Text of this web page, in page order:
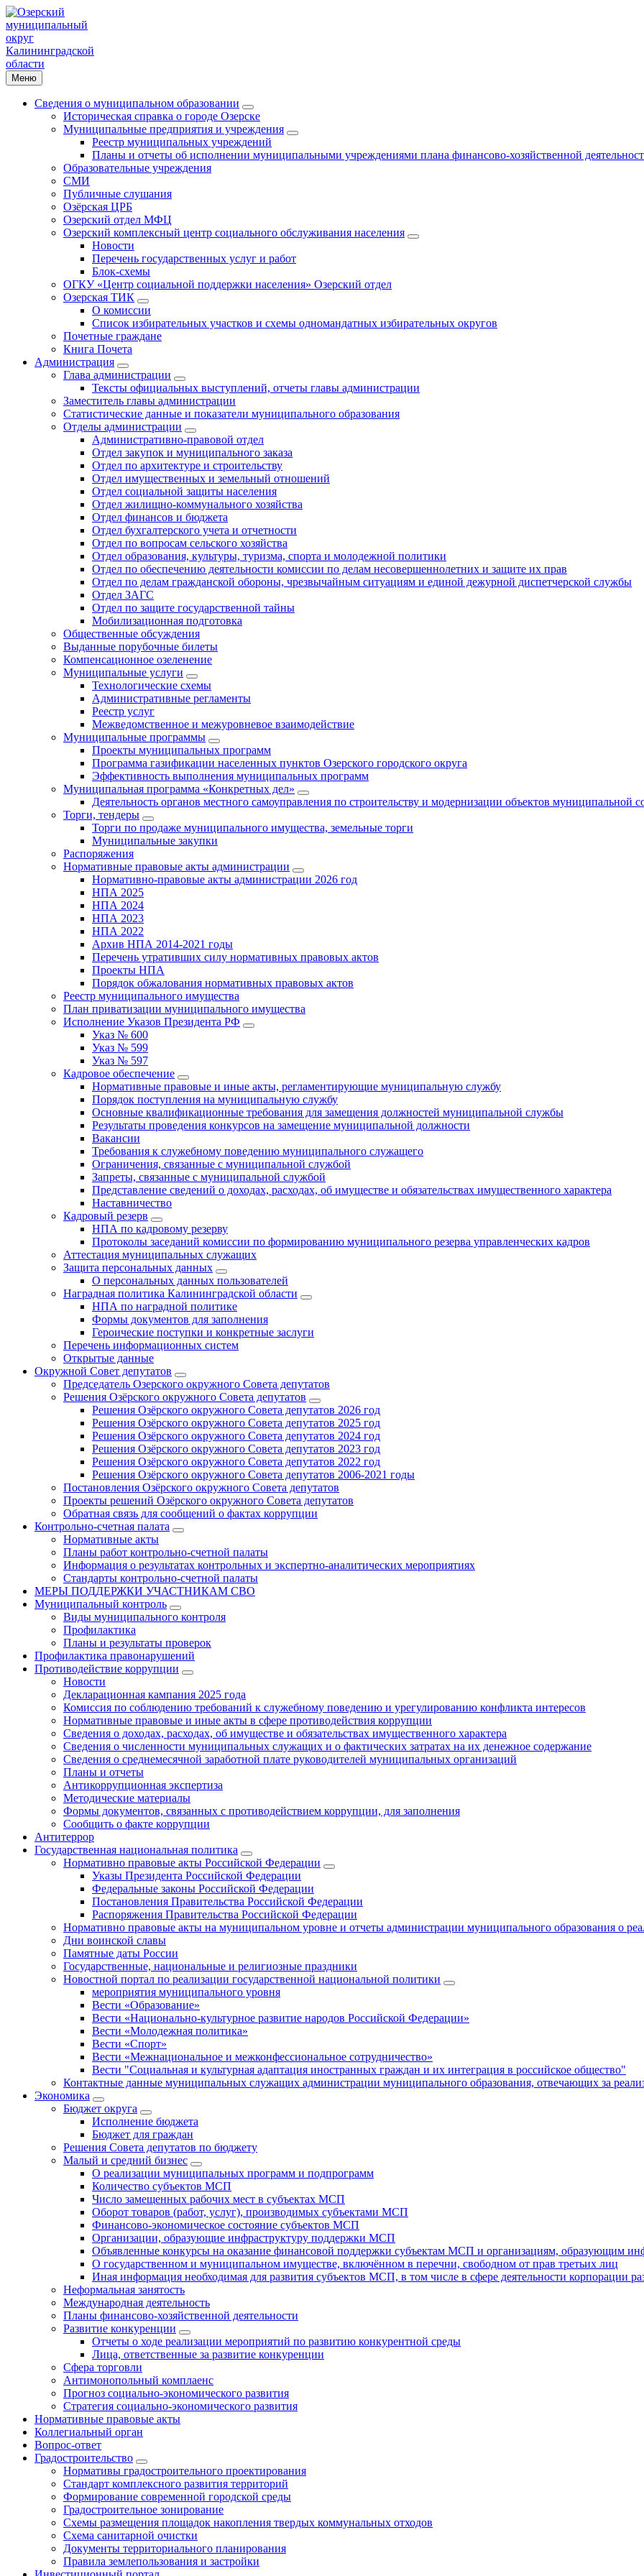
Меню
Сведения о муниципальном образовании
Историческая справка о городе Озерске
Муниципальные предприятия и учреждения
Реестр муниципальных учреждений
Планы и отчеты об исполнении муниципальными учреждениями плана финансово-хозяйственной
Образовательные учреждения
СМИ
Публичные слушания
Озёрская ЦРБ
Озерский отдел МФЦ
Озерский комплексный центр социального обслуживания населения
Новости
Перечень государственных услуг и работ
Блок-схемы
ОГКУ «Центр социальной поддержки населения» Озерский отдел
Озерская ТИК
О комиссии
Список избирательных участков и схемы одномандатных избирательных округов
Почетные граждане
Книга Почета
Администрация
Глава администрации
Тексты официальных выступлений, отчеты главы администрации
Заместитель главы администрации
Статистические данные и показатели муниципального образования
Отделы администрации
Административно-правовой отдел
Отдел закупок и муниципального заказа
Отдел по архитектуре и строительству
Отдел имущественных и земельный отношений
Отдел социальной защиты населения
Отдел жилищно-коммунального хозяйства
Отдел финансов и бюджета
Отдел бухгалтерского учета и отчетности
Отдел по вопросам сельского хозяйства
Отдел образования, культуры, туризма, спорта и молодежной политики
Отдел по обеспечению деятельности комиссии по делам несовершеннолетних и защите их прав
Отдел по делам гражданской обороны, чрезвычайным ситуациям и единой дежурной диспетчерской службы
Отдел ЗАГС
Отдел по защите государственной тайны
Мобилизационная подготовка
Общественные обсуждения
Выданные порубочные билеты
Компенсационное озеленение
Муниципальные услуги
Технологические схемы
Административные регламенты
Реестр услуг
Межведомственное и межуровневое взаимодействие
Муниципальные программы
Проекты муниципальных программ
Программа газификации населенных пунктов Озерского городского округа
Эффективность выполнения муниципальных программ
Муниципальная программа «Конкретных дел»
Деятельность органов местного самоуправления по строительству и модернизации объектов муниципальной
Торги, тендеры
Торги по продаже муниципального имущества, земельные торги
Муниципальные закупки
Распоряжения
Нормативные правовые акты администрации
Нормативно-правовые акты администрации 2026 год
НПА 2025
НПА 2024
НПА 2023
НПА 2022
Архив НПА 2014-2021 годы
Перечень утративших силу нормативных правовых актов
Проекты НПА
Порядок обжалования нормативных правовых актов
Реестр муниципального имущества
План приватизации муниципального имущества
Исполнение Указов Президента РФ
Указ № 600
Указ № 599
Указ № 597
Кадровое обеспечение
Нормативные правовые и иные акты, регламентирующие муниципальную службу
Порядок поступления на муниципальную службу
Основные квалификационные требования для замещения должностей муниципальной службы
Результаты проведения конкурсов на замещение муниципальной должности
Вакансии
Требования к служебному поведению муниципального служащего
Ограничения, связанные с муниципальной службой
Запреты, связанные с муниципальной службой
Представление сведений о доходах, расходах, об имуществе и обязательствах имущественного характера
Наставничество
Кадровый резерв
НПА по кадровому резерву
Протоколы заседаний комиссии по формированию муниципального резерва управленческих кадров
Аттестация муниципальных служащих
Защита персональных данных
О персональных данных пользователей
Наградная политика Калининградской области
НПА по наградной политике
Формы документов для заполнения
Героические поступки и конкретные заслуги
Перечень информационных систем
Открытые данные
Окружной Совет депутатов
Председатель Озерского окружного Совета депутатов
Решения Озёрского окружного Совета депутатов
Решения Озёрского окружного Совета депутатов 2026 год
Решения Озёрского окружного Совета депутатов 2025 год
Решения Озёрского окружного Совета депутатов 2024 год
Решения Озёрского окружного Совета депутатов 2023 год
Решения Озёрского окружного Совета депутатов 2022 год
Решения Озёрского окружного Совета депутатов 2006-2021 годы
Постановления Озёрского окружного Совета депутатов
Проекты решений Озёрского окружного Совета депутатов
Обратная связь для сообщений о фактах коррупции
Контрольно-счетная палата
Нормативные акты
Планы работ контрольно-счетной палаты
Информация о результатах контрольных и экспертно-аналитических мероприятиях
Стандарты контрольно-счетной палаты
МЕРЫ ПОДДЕРЖКИ УЧАСТНИКАМ СВО
Муниципальный контроль
Виды муниципального контроля
Профилактика
Планы и результаты проверок
Профилактика правонарушений
Противодействие коррупции
Новости
Декларационная кампания 2025 года
Комиссия по соблюдению требований к служебному поведению и урегулированию конфликта интересов
Нормативные правовые и иные акты в сфере противодействия коррупции
Сведения о доходах, расходах, об имуществе и обязательствах имущественного характера
Сведения о численности муниципальных служащих и о фактических затратах на их денежное содержание
Сведения о среднемесячной заработной плате руководителей муниципальных организаций
Планы и отчеты
Антикоррупционная экспертиза
Методические материалы
Формы документов, связанных с противодействием коррупции, для заполнения
Сообщить о факте коррупции
Антитеррор
Государственная национальная политика
Нормативно правовые акты Российской Федерации
Указы Президента Российской Федерации
Федеральные законы Российской Федерации
Постановления Правительства Российской Федерации
Распоряжения Правительства Российской Федерации
Нормативно правовые акты на муниципальном уровне и отчеты администрации муниципального образования о
Дни воинской славы
Памятные даты России
Государственные, национальные и религиозные праздники
Новостной портал по реализации государственной национальной политики
мероприятия муниципального уровня
Вести «Образование»
Вести «Национально-культурное развитие народов Российской Федерации»
Вести «Молодежная политика»
Вести «Спорт»
Вести «Межнациональное и межконфессиональное сотрудничество»
Вести "Социальная и культурная адаптация иностранных граждан и их интеграция в российское общество"
Контактные данные муниципальных служащих администрации муниципального образования, отвечающих за
Экономика
Бюджет округa
Исполнение бюджета
Бюджет для граждан
Решения Совета депутатов по бюджету
Малый и средний бизнес
О реализации муниципальных программ и подпрограмм
Количество субъектов МСП
Число замещенных рабочих мест в субъектах МСП
Оборот товаров (работ, услуг), производимых субъектами МСП
Финансово-экономическое состояние субъектов МСП
Организации, образующие инфраструктуру поддержки МСП
Объявленные конкурсы на оказание финансовой поддержки субъектам МСП и организациям, образующим
О государственном и муниципальном имуществе, включённом в перечни, свободном от прав третьих лиц
Иная информация необходимая для развития субъектов МСП, в том числе в сфере деятельности корпорации
Неформальная занятость
Международная деятельность
Планы финансово-хозяйственной деятельности
Развитие конкуренции
Отчеты о ходе реализации мероприятий по развитию конкурентной среды
Лица, ответственные за развитие конкуренции
Сфера торговли
Антимонопольный комплаенс
Прогноз социально-экономического развития
Стратегия социально-экономического развития
Нормативные правовые акты
Коллегиальный орган
Вопрос-ответ
Градостроительство
Нормативы градостроительного проектирования
Стандарт комплексного развития территорий
Формирование современной городской среды
Градостроительное зонирование
Схемы размещения площадок накопления твердых коммунальных отходов
Схема санитарной очистки
Документы территориального планирования
Правила землепользования и застройки